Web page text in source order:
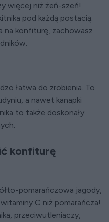
więcej niż żeń-szeń!
pod każdą postacią.
na konfiturę, zachowasz
łatwa do zrobienia. To
a nawet kanapki
to także doskonały
konfiturę
pomarańczowa jagody,
witaminy C niż pomarańcza!
przeciwutleniaczy,